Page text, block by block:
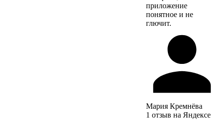
приложение
понятное и не
глючит.
Мария Кремнёва
1 отзыв на Яндексе